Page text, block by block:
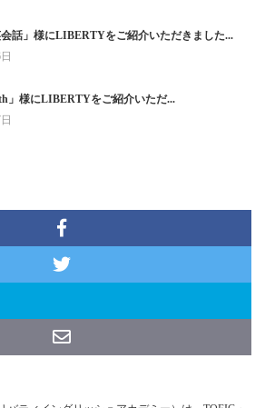
会話」様にLIBERTYをご紹介いただきました...
」様にLIBERTYをご紹介いただ...